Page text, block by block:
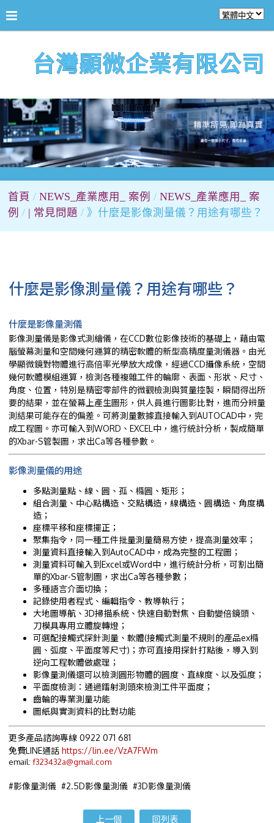
台灣顯微企業有限公司
首頁 NEWS_產業應用_ 案例 NEWS_產業應用_ 案
例 | 常見問題 》什麼是影像測量儀？用途有哪些？
什麼是影像測量儀？用途有哪些？
什麼是影像量測儀
影像測量儀是影像式測繪儀，在CCD數位影像技術的基礎上，藉由電
腦螢幕測量和空間幾何運算的精密軟體的新型高精度量測儀器。由光
學顯微鏡對物體進行高倍率光學放大成像，經過CCD攝像系統，空間
幾何軟體模組運算，檢測各種複雜工件的輪廓、表面、形狀、尺寸、
角度、位置，特別是精密零部件的微觀檢測與質量控製，瞬間得出所
要的結果，並在螢幕上產生圖形，供人員進行圖影比對，進而分辨量
測結果可能存在的偏差。可將測量數據直接輸入到AUTOCAD中，完
成工程圖。亦可輸入到WORD、EXCEL中，進行統計分析，製成簡單
的Xbar-S管製圖，求出Ca等各種參數。
影像測量儀的用途
多點測量點、線、圓、孤、橢圓、矩形；
組合測量、中心點構造、交點構造，線構造、圓構造、角度構
造；
座標平移和座標擺正；
聚集指令，同一種工件批量測量簡易方使，提高測量效率；
測量資料直接輸入到AutoCAD中，成為完整的工程圖；
測量資料可輸入到Excel或Word中，進行統計分析，可割出簡
單的Xbar-S管制圖，求出Ca等各種參數；
多種語言介面切換；
記錄使用者程式、編輯指令、教導執行；
大地圖導航、3D掃描系統、快速自動對焦、自動變倍鏡頭、
刀模具專用立體旋轉燈；
可選配接觸式探針測量、軟體(接觸式測量不規則的產品ex橢
圓、弧度、平面度等尺寸)；亦可直接用探針打點後，導入到
逆向工程軟體做處理；
影像量測儀還可以檢測圓形物體的圓度、直線度、以及弧度；
平面度檢測：通過鐳射測頭來檢測工件平面度；
齒輪的專業測量功能
圖紙與實測資料的比對功能
更多產品諮詢專線 0922 071 681
免費LINE通話 https://lin.ee/VzA7FWm
email: f323432a@gmail.com
#影像量測儀 #2.5D影像量測儀 #3D影像量測儀
上一個 回列表